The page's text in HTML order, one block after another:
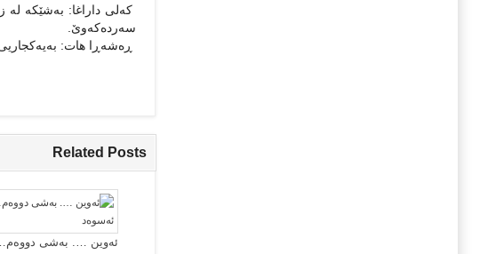
که‌لی داراغا: به‌شێکه‌ له
سه‌رده‌که‌وێ.
ڕه‌شه‌ڕا هات: به‌یه‌کجاریی
Related Posts
ئەوین …. بەشی